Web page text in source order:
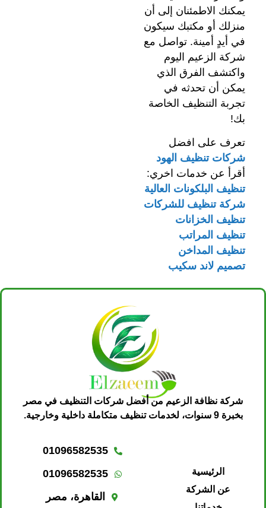
يمكنك الاطمئنان إلى أن
منزلك أو مكتبك سيكون
في أيدٍ أمينة. تواصل مع
شركة الزعيم اليوم
واكتشف الفرق الذي
يمكن أن تحدثه في
تجربة التنظيف الخاصة
بك!
تعرف على افضل
شركات تنظيف الهود
أقرأ عن خدمات اخري:
تنظيف البلكونات العالية
شركة تنظيف للشركات
تنظيف الخزانات
تنظيف المراتب
تنظيف المداخن
تصميم لاند سكيب
شركة نظافة الزعيم من أفضل شركات التنظيف في مصر
بخبرة 9 سنوات، لخدمات تنظيف متكاملة داخلية وخارجية.
الرئيسية
عن الشركة
01096582535
01096582535
القاهرة، مصر